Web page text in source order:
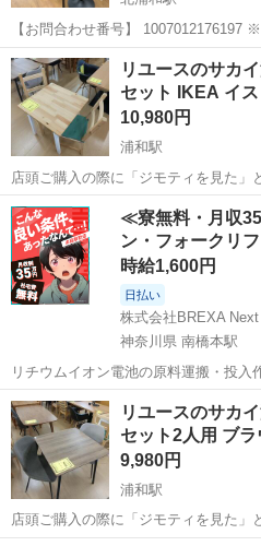
【お問合わせ番号】 1007012176197 ※ご来店して頂ける方限定！※
こちらの商品はトレジャーファクトリ
す。 ジモティーお問い合わせメールでのお取置、販売、配送はお受け
できませ...
埼玉 さいたま市 北浦和駅
リユースのサカ
セット
10,980円
浦和駅
店頭ご購入の際に「ジモティを見た」
限定価格(店頭価格より7%OFF)でのご
ま買取強化中！◇ 地域No.1の買取...
埼玉 さいたま市 浦和駅 ダ
≪寮無料・月収
ン・フォークリ
時給1,600円
日払い
株式会社BREXA Next
神奈川県 南橋本駅
リチウムイオン電池の原料運搬・投入
ワンルーム寮完備！赴任旅費会社負
ト免許お持ちの方、活躍中！就業先
市》 人気の工場のお仕事 ◇電...
神奈川 相模原市 南橋本駅
リユースのサカ
9,980円
浦和駅
店頭ご購入の際に「ジモティを見た」
限定価格(店頭価格より7%OFF)でのご